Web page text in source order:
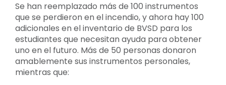
Se han reemplazado más de 100 instrumentos
que se perdieron en el incendio, y ahora hay 100
adicionales en el inventario de BVSD para los
estudiantes que necesitan ayuda para obtener
uno en el futuro. Más de 50 personas donaron
amablemente sus instrumentos personales,
mientras que: